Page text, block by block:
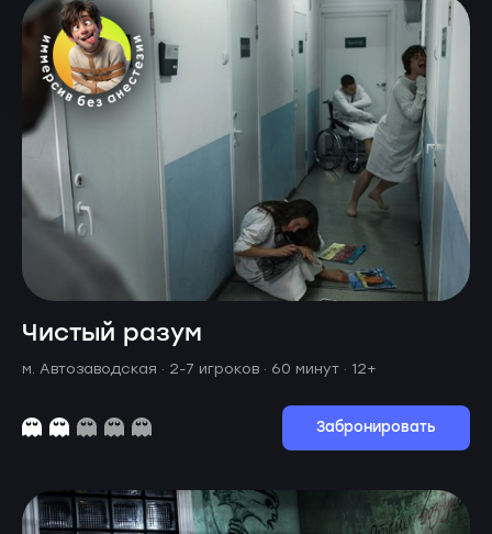
Чистый разум
м. Автозаводская · 2-7 игроков · 60 минут · 12+
Забронировать